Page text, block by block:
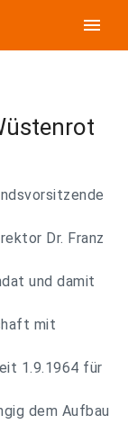
menu
Dr. Franz
und damit
mit
1.9.1964 für
dem Aufbau